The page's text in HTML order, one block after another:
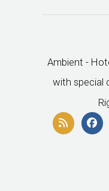
Ambient -
with special